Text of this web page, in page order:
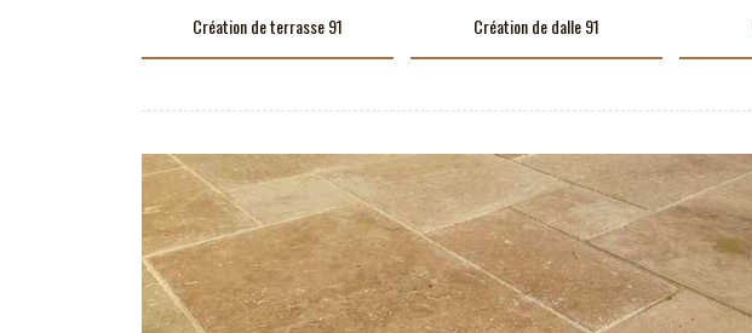
Création de terrasse 91 Création de dalle 91